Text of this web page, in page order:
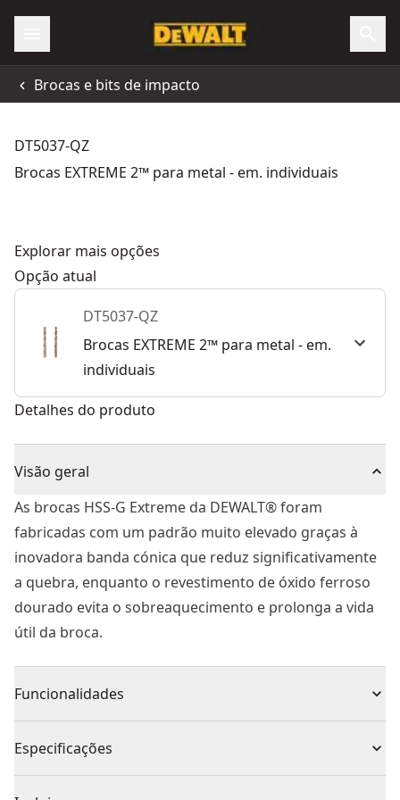
Brocas e bits de impacto
DT5037-QZ
Brocas EXTREME 2™ para metal - em. individuais
Explorar mais opções
Opção atual
DT5037-QZ
Brocas EXTREME 2™ para metal - em.
individuais
Detalhes do produto
Visão geral
As brocas HSS-G Extreme da DEWALT® foram
fabricadas com um padrão muito elevado graças à
inovadora banda cónica que reduz significativamente
a quebra, enquanto o revestimento de óxido ferroso
dourado evita o sobreaquecimento e prolonga a vida
útil da broca.
Funcionalidades
multiferramentas oscilantes
Especificações